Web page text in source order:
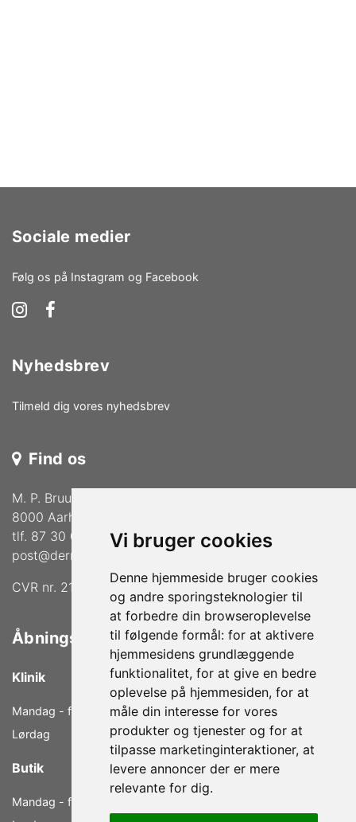
Vi bruger cookies
Denne hjemmeside bruger cookies
og andre sporingsteknologier til
at forbedre din browseroplevelse
til følgende formål: for at aktivere
hjemmesidens grundlæggende
funktionalitet, for at give en bedre
oplevelse på hjemmesiden, for at
måle din interesse for vores
produkter og tjenester og for at
tilpasse marketinginteraktioner, at
levere annoncer der er mere
relevante for dig.
Sociale medier
Følg os på Instagram og Facebook
Nyhedsbrev
Tilmeld dig vores nyhedsbrev
Find os
M. P. Bruuns Gade 36
8000 Aarhus C
tlf. 87 30 02 33
post@dermalogica-aarhus.dk
CVR nr. 21772739
Åbningstider
Klinik
Mandag - fredag
9.00 - 18.00
Lørdag
9.00 - 14.00
Butik
Mandag - fredag